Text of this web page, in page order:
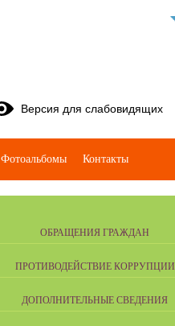
ОБРАЩЕНИЯ ГРАЖДАН
ПРОТИВОДЕЙСТВИЕ КОРРУПЦИИ
ДОПОЛНИТЕЛЬНЫЕ СВЕДЕНИЯ
Версия для слабовидящих
Фотоальбомы Контакты